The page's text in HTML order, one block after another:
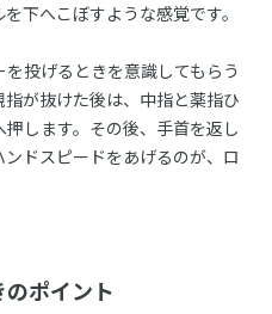
下へこぼすような感覚です。
投げるときを意識してもらう
が抜けた後は、中指と薬指ひ
します。その後、手首を返し
ドスピードをあげるのが、ロ
ポイント